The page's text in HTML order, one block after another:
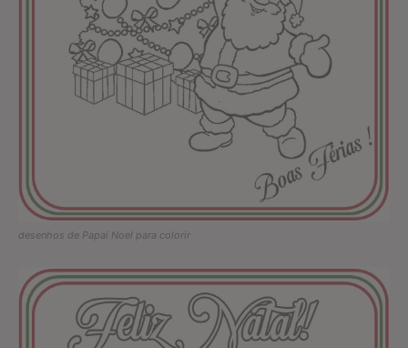
desenhos de Papai Noel para colorir